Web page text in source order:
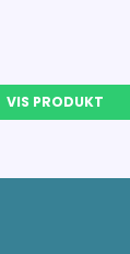
VIS PRODUKT